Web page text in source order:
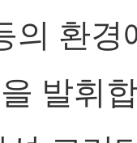
의 환경
발휘